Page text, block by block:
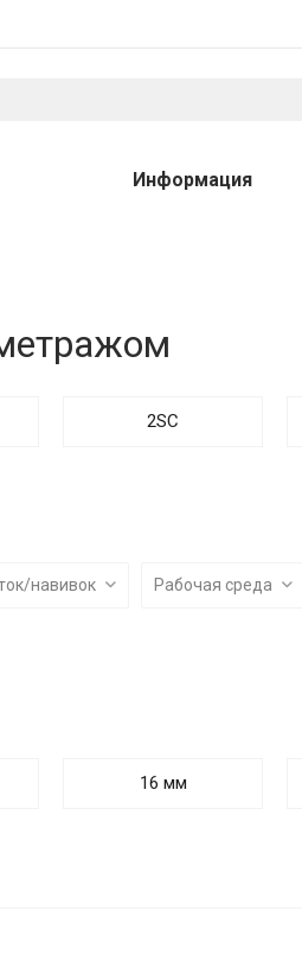
Информация
2SC
навивок Рабочая среда
16 мм